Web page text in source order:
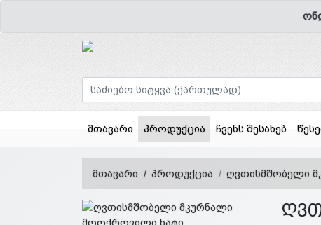
მთავარი პროდუქცია(current)
ჩვენს შესახებ
მთავარი პროდუქცია ღვთისმშობელი